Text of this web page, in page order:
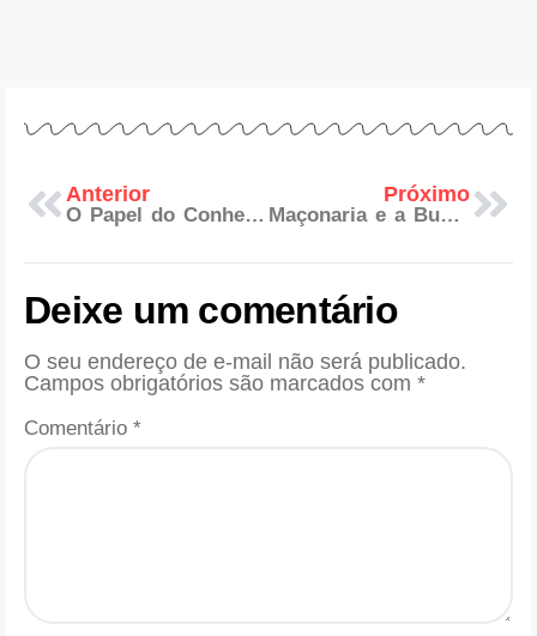
Anterior
O Papel do Conhecimento Científico e Filosófico na Evolução Maçônica
Próximo
Maçonaria e a Busca pela Perfeição: Reflexões Filosóficas e Espirituais
Deixe um comentário
O seu endereço de e-mail não será publicado.
Campos obrigatórios são marcados com *
Comentário *